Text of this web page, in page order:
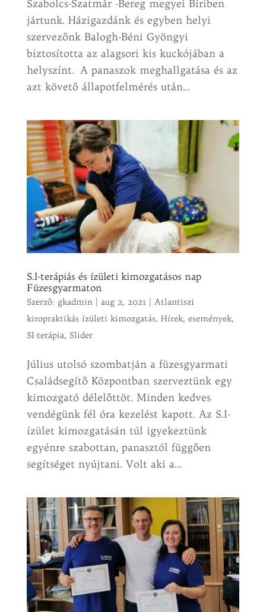
Szabolcs-Szatmár -Bereg megyei Biriben
jártunk. Házigazdánk és egyben helyi
szervezőnk Balogh-Béni Gyöngyi
biztosította az alagsori kis kuckójában a
helyszínt. A panaszok meghallgatása és az
azt követő állapotfelmérés után...
S.I-terápiás és ízületi kimozgatásos nap
Füzesgyarmaton
Szerző: gkadmin| aug 2, 2021| Atlantiszi
kiropraktikás ízületi kimozgatás, Hírek, események,
SI-terápia, Slider
Július utolsó szombatján a füzesgyarmati
Családsegítő Központban szerveztünk egy
kimozgató délelőttöt. Minden kedves
vendégünk fél óra kezelést kapott. Az S.I-
ízület kimozgatásán túl igyekeztünk
egyénre szabottan, panasztól függően
segítséget nyújtani. Volt aki a...